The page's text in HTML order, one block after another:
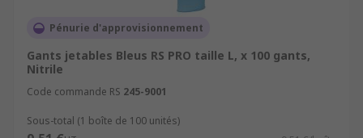
Pénurie d'approvisionnement
Gants jetables Bleus RS PRO taille L, x 100 gants,
Nitrile
Code commande RS 245-9001
Sous-total (1 boîte de 100 unités)